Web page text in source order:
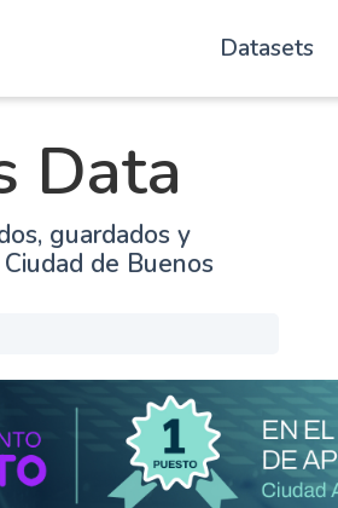
Datasets
Data
guardados y
de Buenos